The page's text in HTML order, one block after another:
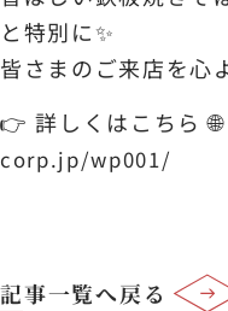
と特別に✨
皆さまのご来店を心
👉 詳しくはこちら 🌐
corp.jp/wp001/
記事一覧へ戻る